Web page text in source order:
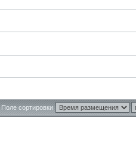
Поле сортировки